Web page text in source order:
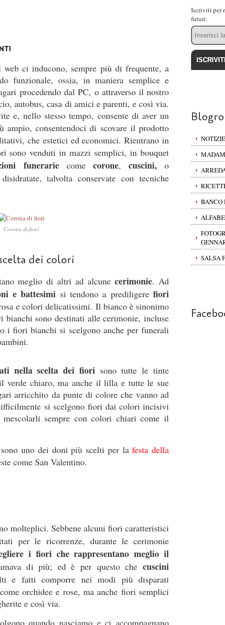
ci inducono, sempre più di frequente, a
funzionale, ossia, in maniera semplice e
procedendo dal PC, o attraverso il nostro
autobus, casa di amici e parenti, e così via.
e, nello stesso tempo, consente di aver un
ampio, consentendoci di scovare il prodotto
che estetici ed economici. Rientrano in
sono venduti in mazzi semplici, in bouquet
funerariecomecorone, cuscini, o
talvolta conservate con tecniche
Corona di fiori
dei colori
meglio di altri ad alcunecerimonie. Ad
e battesimi si tendono a prediligerefiori
e colori delicatissimi. Il bianco è sinonimo
sono destinati alle cerimonie, incluse
i fiori bianchi si scelgono anche per funerali
nella scelta dei fiori sono tutte le tinte
chiaro, ma anche il lilla e tutte le sue
arricchito da punte di colore che vanno ad
si scelgono fiori dai colori incisivi
sempre con colori chiari come il
sono uno dei doni più scelti per lafesta della
come San Valentino.
molteplici. Sebbene alcuni fiori caratteristici
per le ricorrenze, durante le cerimonie
i fiori che rappresentano meglio il
di più; ed è per questo che cuscini
e fatti comporre nei modi più disparati
orchidee e rose, ma anche fiori semplici
e così via.
quando nasciamo e ci accompagnano
Iscriviti per
futuri.
Email
BANCO
SALSA